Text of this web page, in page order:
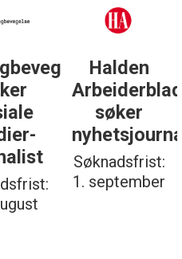
Halden
Arbeiderblad
søker
Søknadsfrist:
1. september